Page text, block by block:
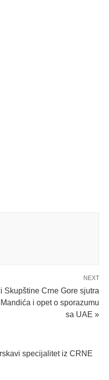
NEXT
Skupštine Crne Gore sjutra
i opet o sporazumu
sa UAE »
specijalitet iz CRNE